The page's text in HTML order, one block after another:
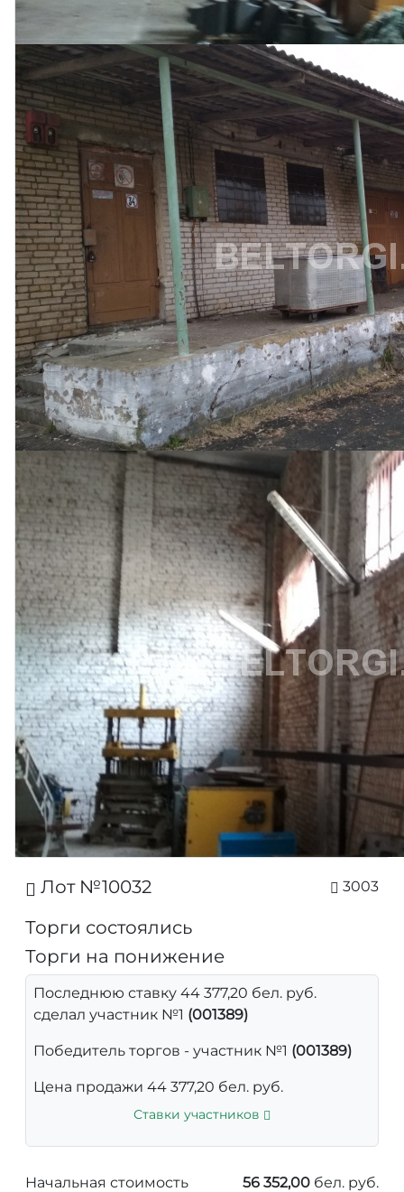
Лот №10032 3003
Торги состоялись
Торги на понижение
Последнюю ставку 44 377,20 бел. руб.
сделал участник №1 (001389)
Победитель торгов - участник №1 (001389)
Цена продажи 44 377,20 бел. руб.
Ставки участников
Начальная стоимость 56 352,00 бел. руб.